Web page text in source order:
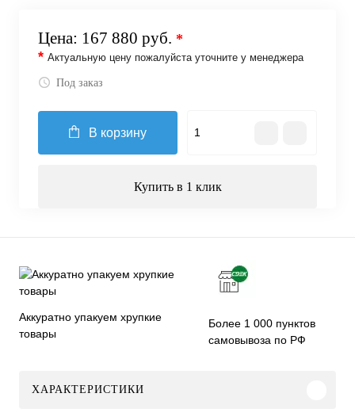
Цена: 167 880 руб. *
* Актуальную цену пожалуйста уточните у менеджера
Под заказ
В корзину
Купить в 1 клик
Аккуратно упакуем хрупкие
товары
Более 1 000 пунктов
самовывоза по РФ
ХАРАКТЕРИСТИКИ